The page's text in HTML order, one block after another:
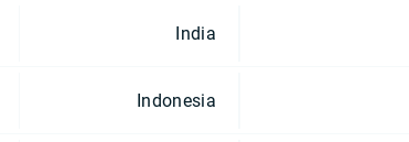
India
Indonesia